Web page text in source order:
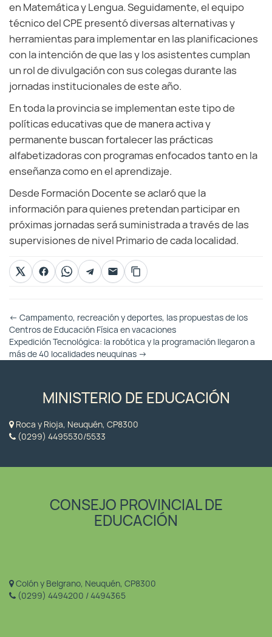
en Matemática y Lengua. Seguidamente, el equipo
técnico del CPE presentó diversas alternativas y
herramientas para implementar en las planificaciones
con la intención de que las y los asistentes cumplan
un rol de divulgación con sus colegas durante las
jornadas institucionales de este año.
En toda la provincia se implementan este tipo de
políticas educativas que de manera activa y
permanente buscan fortalecer las prácticas
alfabetizadoras con programas enfocados tanto en la
enseñanza como en el aprendizaje.
Desde Formación Docente se aclaró que la
información para quienes pretendan participar en
próximas jornadas será suministrada a través de las
supervisiones de nivel Primario de cada localidad.
Otras
Entradas
← Campamento, recreación y deportes, las propuestas de los
Centros de Educación Física en vacaciones
Expedición Tecnológica: la robótica y la programación llegaron a
más de 40 localidades neuquinas →
MINISTERIO DE EDUCACIÓN
Roca y Rioja, Neuquén, CP8300
(0299) 4495530/5533
CONSEJO PROVINCIAL DE
EDUCACIÓN
Colón y Belgrano, Neuquén, CP8300
(0299) 4494200 / 4494365